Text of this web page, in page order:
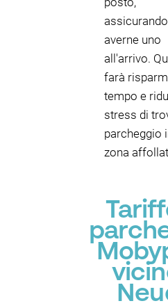
averne uno
all'arrivo.
farà
tempo e
stress di
parcheggio
zona